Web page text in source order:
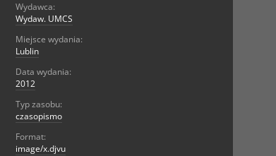
Wydawca:
Wydaw. UMCS
Miejsce wydania:
Lublin
Data wydania:
2012
Typ zasobu:
czasopismo
Format:
image/x.djvu